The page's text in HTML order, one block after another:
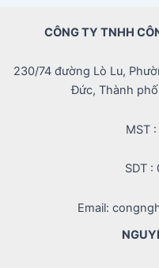
CÔNG TY TNHH
230/74 đường Lò Lu,
Đức, Thành
MST
SDT :
Email: